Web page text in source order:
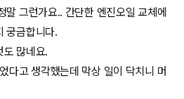
말 그런가요.. 간단한 엔진오일 교체에
궁금합니다.
도 많네요.
다고 생각했는데 막상 일이 닥치니 머